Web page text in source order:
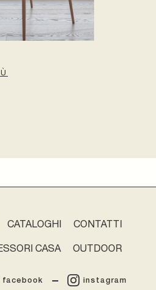
CATALOGHI CONTATTI
CASA OUTDOOR
facebook instagram